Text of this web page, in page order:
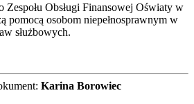
Obsługi Finansowej Oświaty w
pomocą osobom niepełnosprawnym w
służbowych.
Karina Borowiec